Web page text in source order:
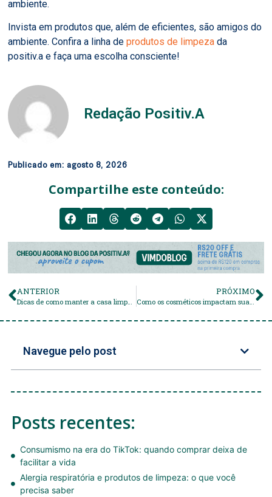
ambiente.
Invista em produtos que, além de eficientes, são amigos do
ambiente. Confira a linha deprodutos de limpeza da
positiv.a e faça uma escolha consciente!
Redação Positiv.A
Publicado em:agosto 8, 2026
Compartilhe este conteúdo:
ANTERIOR PRÓXIMO
Navegue pelo post
Posts recentes:
Consumismo na era do TikTok: quando comprar deixa de
facilitar a vida
Alergia respiratória e produtos de limpeza: o que você
precisa saber